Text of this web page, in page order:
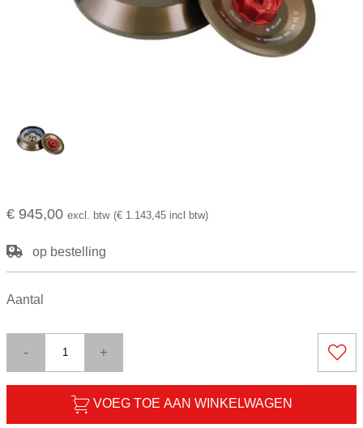
€ 945,00 excl. btw (€ 1.143,45 incl btw)
op bestelling
Aantal
- +
VOEG TOE AAN WINKELWAGEN